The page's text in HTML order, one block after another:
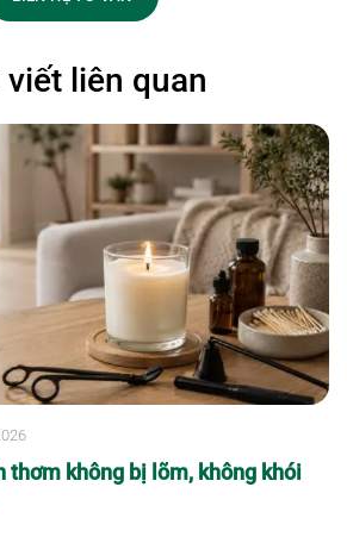
viết liên quan
thơm không bị lõm, không khói